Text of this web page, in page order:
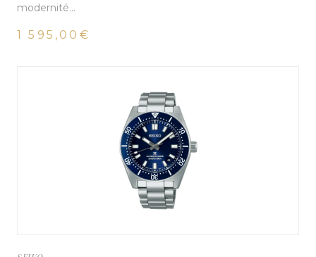
modernité…
1 595,00€